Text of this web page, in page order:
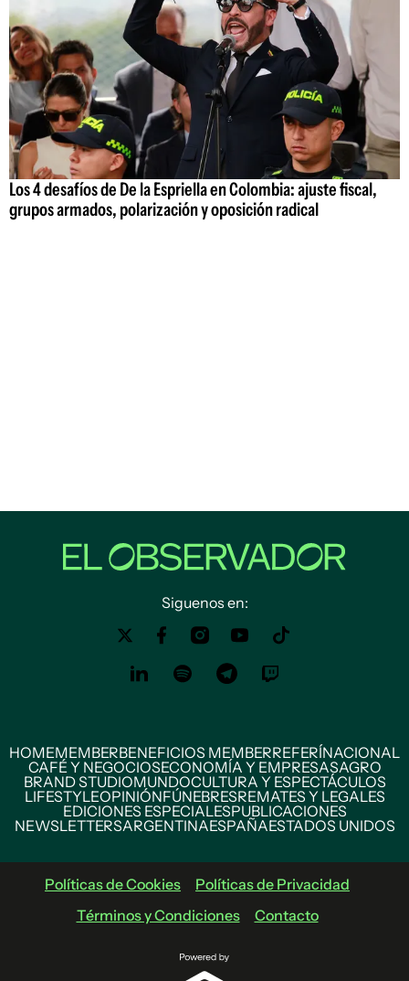
Los 4 desafíos de De la Espriella en Colombia: ajuste fiscal,
grupos armados, polarización y oposición radical
Siguenos en:
HOMEMEMBERBENEFICIOS MEMBERREFERÍNACIONAL
CAFÉ Y NEGOCIOSECONOMÍA Y EMPRESASAGRO
BRAND STUDIOMUNDOCULTURA Y ESPECTÁCULOS
LIFESTYLEOPINIÓNFÚNEBRESREMATES Y LEGALES
EDICIONES ESPECIALESPUBLICACIONES
NEWSLETTERSARGENTINAESPAÑAESTADOS UNIDOS
Políticas de Cookies
Políticas de Privacidad
Términos y Condiciones
Contacto